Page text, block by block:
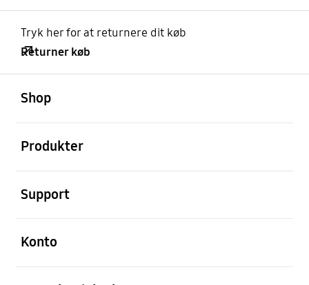
Tryk her for at returnere dit køb
Returner køb
Shop
Produkter
Support
Konto